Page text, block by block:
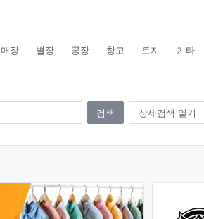
매장 별장 공장 창고 토지 기타
상세검색 열기